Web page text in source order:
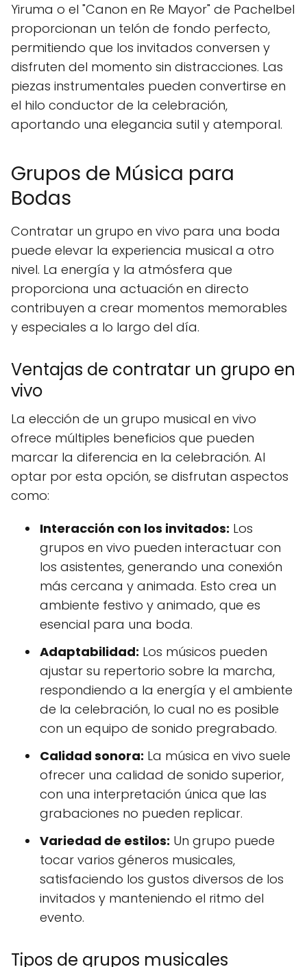
Yiruma o el "Canon en Re Mayor" de Pachelbel
proporcionan un telón de fondo perfecto,
permitiendo que los invitados conversen y
disfruten del momento sin distracciones. Las
piezas instrumentales pueden convertirse en
el hilo conductor de la celebración,
aportando una elegancia sutil y atemporal.
Grupos de Música para
Bodas
Contratar un grupo en vivo para una boda
puede elevar la experiencia musical a otro
nivel. La energía y la atmósfera que
proporciona una actuación en directo
contribuyen a crear momentos memorables
y especiales a lo largo del día.
Ventajas de contratar un grupo en
vivo
La elección de un grupo musical en vivo
ofrece múltiples beneficios que pueden
marcar la diferencia en la celebración. Al
optar por esta opción, se disfrutan aspectos
como:
Interacción con los invitados: Los
grupos en vivo pueden interactuar con
los asistentes, generando una conexión
más cercana y animada. Esto crea un
ambiente festivo y animado, que es
esencial para una boda.
Adaptabilidad: Los músicos pueden
ajustar su repertorio sobre la marcha,
respondiendo a la energía y el ambiente
de la celebración, lo cual no es posible
con un equipo de sonido pregrabado.
Calidad sonora: La música en vivo suele
ofrecer una calidad de sonido superior,
con una interpretación única que las
grabaciones no pueden replicar.
Variedad de estilos: Un grupo puede
tocar varios géneros musicales,
satisfaciendo los gustos diversos de los
invitados y manteniendo el ritmo del
evento.
Tipos de grupos musicales